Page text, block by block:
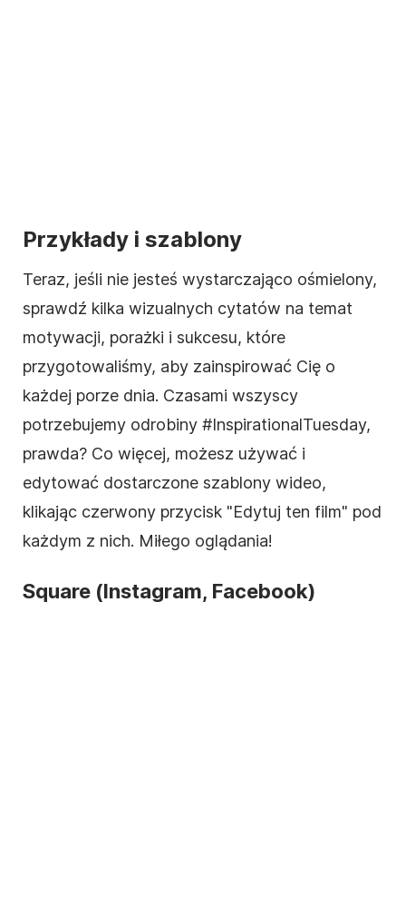
Przykłady i szablony
Teraz, jeśli nie jesteś wystarczająco ośmielony,
sprawdź kilka wizualnych cytatów na temat
motywacji, porażki i sukcesu, które
przygotowaliśmy, aby zainspirować Cię o
każdej porze dnia. Czasami wszyscy
potrzebujemy odrobiny #InspirationalTuesday,
prawda? Co więcej, możesz używać i
edytować dostarczone szablony wideo,
klikając czerwony przycisk "Edytuj ten film" pod
każdym z nich. Miłego oglądania!
Square (Instagram, Facebook)